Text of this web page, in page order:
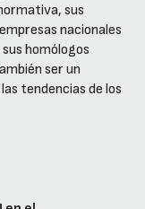
sus
nacionales
homólogos
ser un
tendencias de los